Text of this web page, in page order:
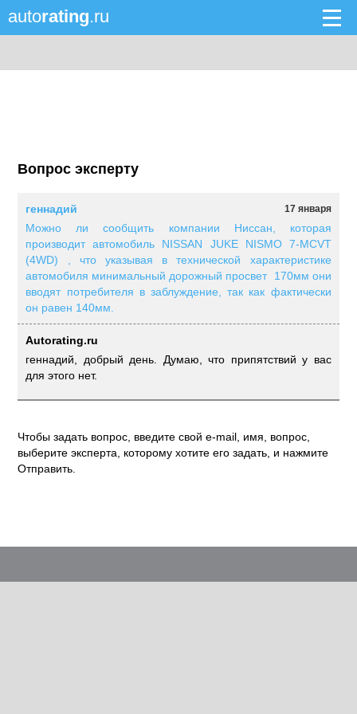
autorating.ru
Вопрос эксперту
17 января
геннадий
Можно ли сообщить компании Ниссан, которая
производит автомобиль NISSAN JUKE NISMO 7-MCVT
(4WD) , что указывая в технической характеристике
автомобиля минимальный дорожный просвет 170мм они
вводят потребителя в заблуждение, так как фактически
он равен 140мм.
Autorating.ru
геннадий, добрый день. Думаю, что припятствий у вас
для этого нет.
Чтобы задать вопрос, введите свой e-mail, имя, вопрос,
выберите эксперта, которому хотите его задать, и нажмите
Отправить.